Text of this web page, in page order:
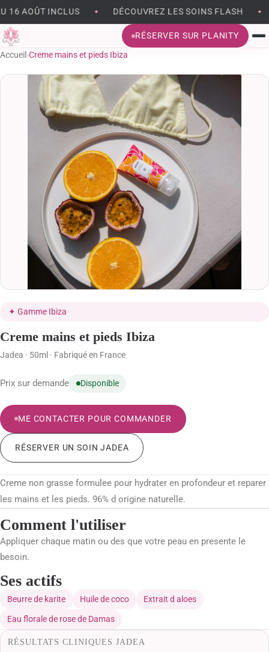
AOÛT INCLUS DÉCOUVREZ LES SOINS FLASH
RÉSERVER SUR PLANITY
EPILATION
BEAUTÉ DU REGARD
SOINS DU VISAGE
MÉSOTHÉRAPIE VIRTUELLE
MASSAGES ET MODELAGES CORPS
MADÉROTHÉRAPIE
MODELAGE BRÉSILIEN
BEAUTÉ DES MAINS ET DES PIEDS
BLOG BEAUTÉ & CONSEILS
06 29 21 27 04 RÉSERVER SUR PLANITY
Accueil ›Creme mains et pieds Ibiza
✦ Gamme Ibiza
Creme mains et pieds Ibiza
Jadea · 50ml · Fabriqué en France
Prix sur demande Disponible
ME CONTACTER POUR COMMANDER
RÉSERVER UN SOIN JADEA
Creme non grasse formulee pour hydrater en profondeur et reparer
les mains et les pieds. 96% d origine naturelle.
Comment l'utiliser
Appliquer chaque matin ou des que votre peau en presente le
besoin.
Ses actifs
Beurre de karite Huile de coco Extrait d aloes
Eau florale de rose de Damas
RÉSULTATS CLINIQUES JADEA